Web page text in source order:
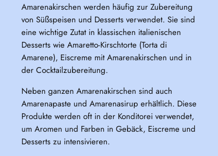
Amarenakirschen werden häufig zur Zubereitung
von Süßspeisen und Desserts verwendet. Sie sind
eine wichtige Zutat in klassischen italienischen
Desserts wie Amaretto-Kirschtorte (Torta di
Amarene), Eiscreme mit Amarenakirschen und in
der Cocktailzubereitung.
Neben ganzen Amarenakirschen sind auch
Amarenapaste und Amarenasirup erhältlich. Diese
Produkte werden oft in der Konditorei verwendet,
um Aromen und Farben in Gebäck, Eiscreme und
Desserts zu intensivieren.